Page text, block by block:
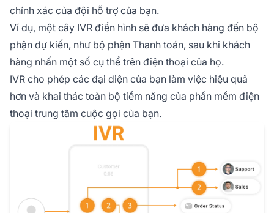
chính xác của đội hỗ trợ của bạn.
Ví dụ, một cây IVR điển hình sẽ đưa khách hàng đến bộ
phận dự kiến, như bộ phận Thanh toán, sau khi khách
hàng nhấn một số cụ thể trên điện thoại của họ.
IVR cho phép các đại diện của bạn làm việc hiệu quả
hơn và khai thác toàn bộ tiềm năng của phần mềm điện
thoại trung tâm cuộc gọi của bạn.